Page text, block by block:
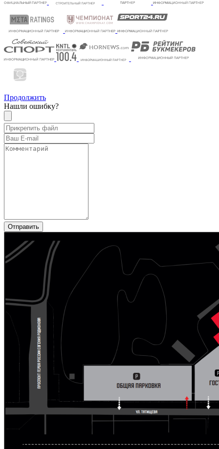
Продолжить
Нашли ошибку?